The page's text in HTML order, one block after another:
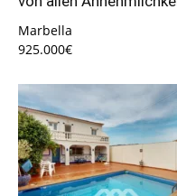
Marbella
925.000€